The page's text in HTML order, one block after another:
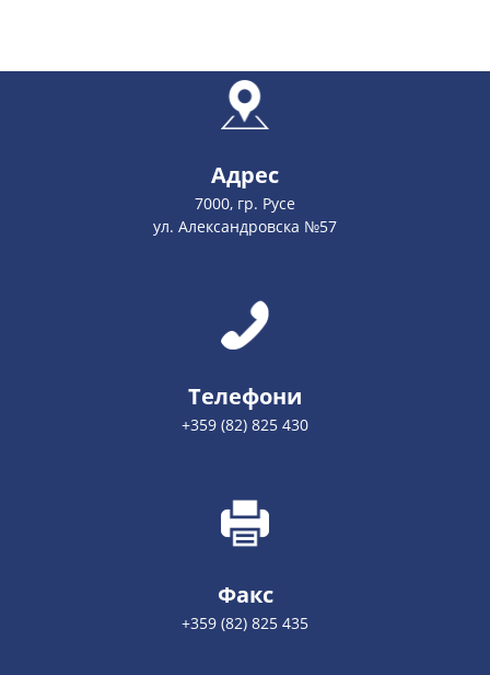
Адрес
7000, гр. Русе
ул. Александровска №57
Телефони
+359 (82) 825 430
Факс
+359 (82) 825 435